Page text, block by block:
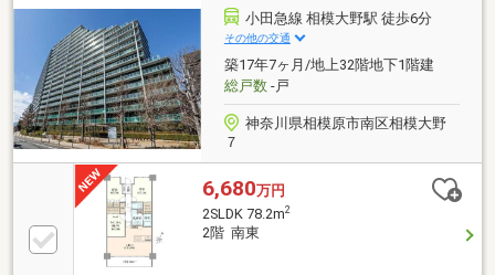
ステム■高速インターネットサービス（利用料は管理
費に含む）■コンシェルジュサービス（タクシー手
配、クリーニングサービス、宅配便発送 等）
小田急線 相模大野駅 徒歩6分
その他の交通
築17年7ヶ月/地上32階地下1階建
総戸数-戸
神奈川県相模原市南区相模大野
７
6,680万円
2SLDK 78.2m2
2階 南東